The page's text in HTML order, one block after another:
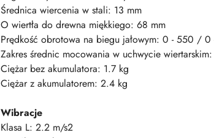
Średnica wiercenia w stali: 13 mm
O wiertła do drewna miękkiego: 68 mm
Prędkość obrotowa na biegu jałowym: 0 - 550 /
Zakres średnic mocowania w uchwycie
Ciężar bez akumulatora: 1.7 kg
Ciężar z akumulatorem: 2.4 kg
Wibracje
Klasa L: 2.2 m/s2